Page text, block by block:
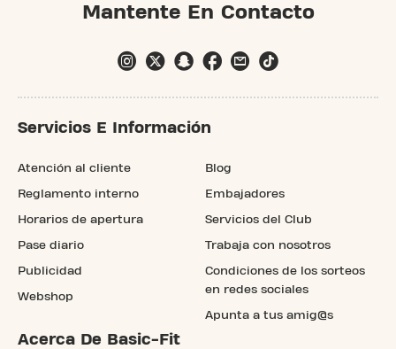
Mantente En Contacto
Servicios E Información
Atención al cliente
Reglamento interno
Horarios de apertura
Pase diario
Publicidad
Webshop
Blog
Embajadores
Servicios del Club
Trabaja con nosotros
Condiciones de los sorteos
en redes sociales
Apunta a tus amig@s
Acerca De Basic-Fit